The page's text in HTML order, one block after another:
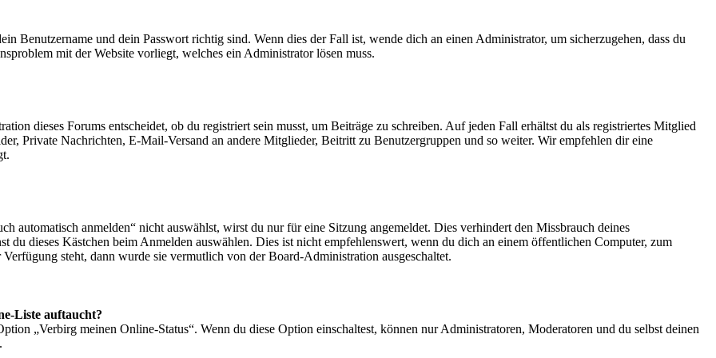
Benutzername und dein Passwort richtig sind. Wenn dies der Fall ist, wende dich an einen Administrator, um sicherzugehen, dass du
mit der Website vorliegt, welches ein Administrator lösen muss.
dieses Forums entscheidet, ob du registriert sein musst, um Beiträge zu schreiben. Auf jeden Fall erhältst du als registriertes Mitglied
Private Nachrichten, E-Mail-Versand an andere Mitglieder, Beitritt zu Benutzergruppen und so weiter. Wir empfehlen dir eine
automatisch anmelden“ nicht auswählst, wirst du nur für eine Sitzung angemeldet. Dies verhindert den Missbrauch deines
du dieses Kästchen beim Anmelden auswählen. Dies ist nicht empfehlenswert, wenn du dich an einem öffentlichen Computer, zum
steht, dann wurde sie vermutlich von der Board-Administration ausgeschaltet.
Liste auftaucht?
„Verbirg meinen Online-Status“. Wenn du diese Option einschaltest, können nur Administratoren, Moderatoren und du selbst deinen